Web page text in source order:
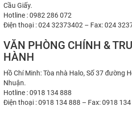
Cầu Giấy.
Hotline : 0982 286 072
Điện thoại : 024 32373402 – Fax: 024
VĂN PHÒNG CHÍNH &
HÀNH
Hồ Chí Minh: Tòa nhà Halo, Số 37 đường
Nhuận.
Hotline : 0918 134 888
Điện thoại : 0918 134 888 – Fax: 0918